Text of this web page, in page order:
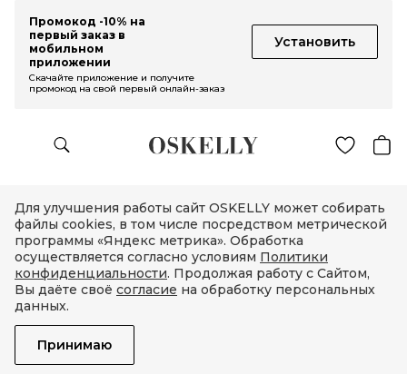
Промокод -10% на
первый заказ в
мобильном
приложении
Установить
Скачайте приложение и получите
промокод на свой первый онлайн-заказ
Для улучшения работы сайт OSKELLY может собирать
файлы cookies, в том числе посредством метрической
программы «Яндекс метрика». Обработка
осуществляется согласно условиям Политики
конфиденциальности. Продолжая работу с Сайтом,
Вы даёте своё согласие на обработку персональных
данных.
Принимаю